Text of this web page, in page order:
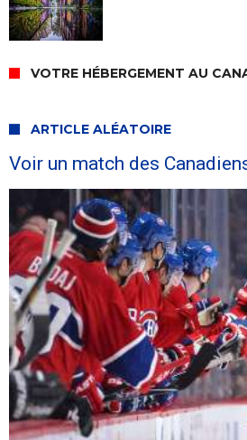
VOTRE HÉBERGEMENT AU
ARTICLE ALÉATOIRE
Voir un match des